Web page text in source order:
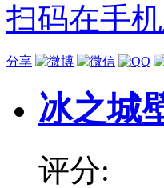
扫码在手
分享
冰之城
评分: